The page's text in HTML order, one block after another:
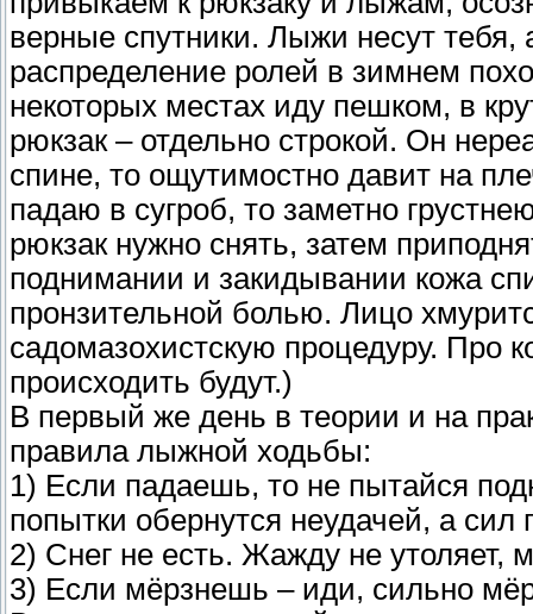
верные спутники. Лыжи несут тебя,
распределение ролей в зимнем
некоторых местах иду пешком, в
рюкзак – отдельно строкой. Он
спине, то ощутимостно давит на
падаю в сугроб, то заметно
рюкзак нужно снять, затем
поднимании и закидывании кожа
пронзительной болью. Лицо
садомазохистскую процедуру. Про
происходить будут.)
В первый же день в теории и на
правила лыжной ходьбы:
1) Если падаешь, то не пытайся
попытки обернутся неудачей, а сил
2) Снег не есть. Жажду не утоляет,
3) Если мёрзнешь – иди, сильно